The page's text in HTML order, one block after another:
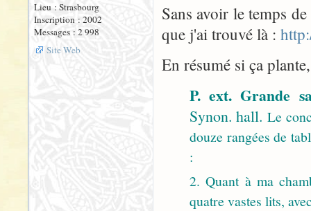
Lieu : Strasbourg
Inscription : 2002
Messages : 2 998
Site Web
Sans avoir le temps
que j'ai trouvé là :
En résumé si ça
P. ext. Grande
Synon. hall. Le
douze rangées de
:
2. Quant à ma
quatre vastes lits,